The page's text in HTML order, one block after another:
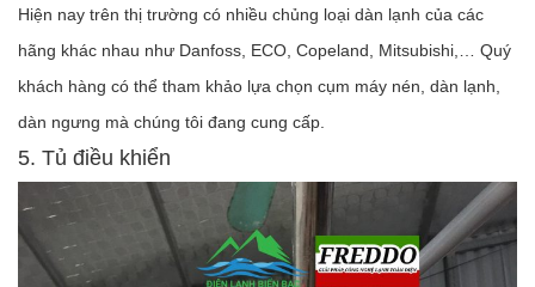
Hiện nay trên thị trường có nhiều chủng loại dàn lạnh của các
hãng khác nhau như Danfoss, ECO, Copeland, Mitsubishi,… Quý
khách hàng có thể tham khảo lựa chọn cụm máy nén, dàn lạnh,
dàn ngưng mà chúng tôi đang cung cấp.
5. Tủ điều khiển